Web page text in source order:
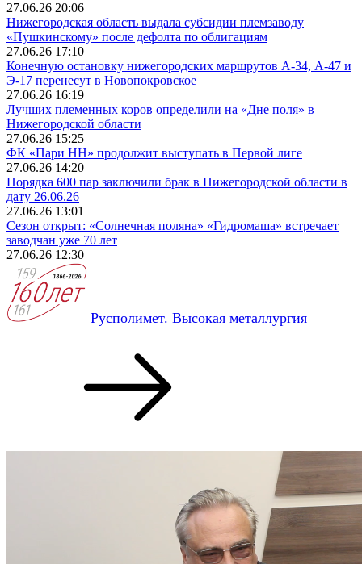
27.06.26 20:06
Нижегородская область выдала субсидии племзаводу
«Пушкинскому» после дефолта по облигациям
27.06.26 17:10
Конечную остановку нижегородских маршрутов А-34, А-47 и
Э‑17 перенесут в Новопокровское
27.06.26 16:19
Лучших племенных коров определили на «Дне поля» в
Нижегородской области
27.06.26 15:25
ФК «Пари НН» продолжит выступать в Первой лиге
27.06.26 14:20
Порядка 600 пар заключили брак в Нижегородской области в
дату 26.06.26
27.06.26 13:01
Сезон открыт: «Солнечная поляна» «Гидромаша» встречает
заводчан уже 70 лет
27.06.26 12:30
Русполимет. Высокая металлургия